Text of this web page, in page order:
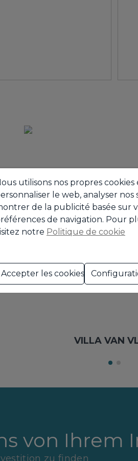
VILLA VAN
von
zu finden
utilisons nos propres
le web, analyser nos
de la publicité basée sur
de navigation. Pour
notre Politique de cookie
Accepter les cookies